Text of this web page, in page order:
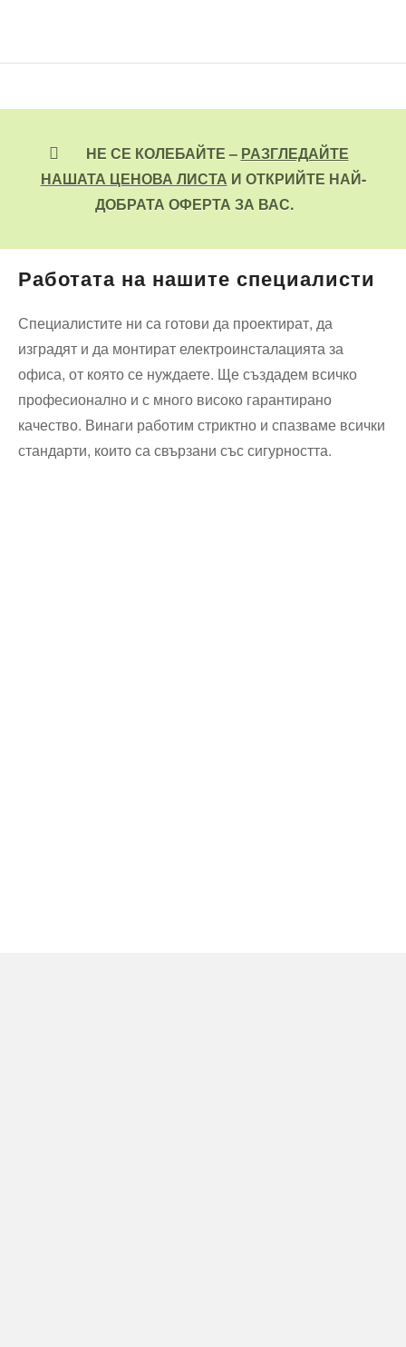
НЕ СЕ КОЛЕБАЙТЕ – РАЗГЛЕДАЙТЕ
НАШАТА ЦЕНОВА ЛИСТА И ОТКРИЙТЕ НАЙ-
ДОБРАТА ОФЕРТА ЗА ВАС.
Работата на нашите специалисти
Специалистите ни са готови да проектират, да
изградят и да монтират електроинсталацията за
офиса, от която се нуждаете. Ще създадем всичко
професионално и с много високо гарантирано
качество. Винаги работим стриктно и спазваме всички
стандарти, които са свързани със сигурността.